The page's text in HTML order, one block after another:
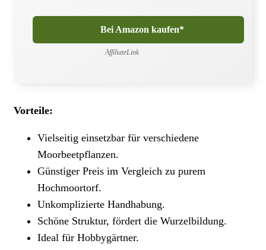
Bei Amazon kaufen*
AffiliateLink
Vorteile:
Vielseitig einsetzbar für verschiedene
Moorbeetpflanzen.
Günstiger Preis im Vergleich zu purem
Hochmoortorf.
Unkomplizierte Handhabung.
Schöne Struktur, fördert die Wurzelbildung.
Ideal für Hobbygärtner.